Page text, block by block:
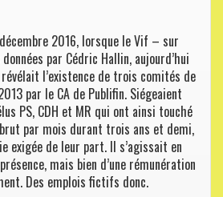
2016, lorsque le Vif – sur
par Cédric Hallin, aujourd’hui
l’existence de trois comités de
par le CA de Publifin. Siégeaient
PS, CDH et MR qui ont ainsi touché
par mois durant trois ans et demi,
exigée de leur part. Il s’agissait en
mais bien d’une rémunération
Des emplois fictifs donc.